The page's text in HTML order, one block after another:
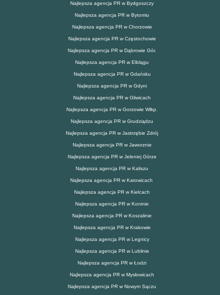
Najlepsza agencja PR w Bydgoszczy
Najlepsza agencja PR w Bytomiu
Najlepsza agencja PR w Chorzowie
Najlepsza agencja PR w Częstochowie
Najlepsza agencja PR w Dąbrowie Gór.
Najlepsza agencja PR w Elblągu
Najlepsza agencja PR w Gdańsku
Najlepsza agencja PR w Gdyni
Najlepsza agencja PR w Gliwicach
Najlepsza agencja PR w Gorzowie Wlkp.
Najlepsza agencja PR w Grudziądzu
Najlepsza agencja PR w Jastrzębie Zdrój
Najlepsza agencja PR w Jaworznie
Najlepsza agencja PR w Jeleniej Górze
Najlepsza agencja PR w Kaliszu
Najlepsza agencja PR w Katowicach
Najlepsza agencja PR w Kielcach
Najlepsza agencja PR w Koninie
Najlepsza agencja PR w Koszalinie
Najlepsza agencja PR w Krakowie
Najlepsza agencja PR w Legnicy
Najlepsza agencja PR w Lublinie
Najlepsza agencja PR w Łodzi
Najlepsza agencja PR w Mysłowicach
Najlepsza agencja PR w Nowym Sączu